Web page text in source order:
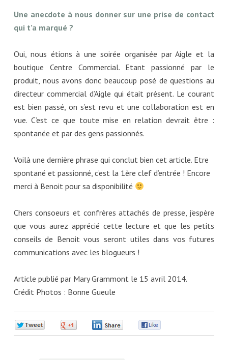
Une anecdote à nous donner sur une prise de contact
qui t’a marqué ?
Oui, nous étions à une soirée organisée par Aigle et la
boutique Centre Commercial. Etant passionné par le
produit, nous avons donc beaucoup posé de questions au
directeur commercial d’Aigle qui était présent. Le courant
est bien passé, on s’est revu et une collaboration est en
vue. C’est ce que toute mise en relation devrait être :
spontanée et par des gens passionnés.
Voilà une dernière phrase qui conclut bien cet article. Etre
spontané et passionné, c’est la 1ère clef d’entrée ! Encore
merci à Benoit pour sa disponibilité
Chers consoeurs et confrères attachés de presse, j’espère
que vous aurez apprécié cette lecture et que les petits
conseils de Benoit vous seront utiles dans vos futures
communications avec les blogueurs !
Article publié par Mary Grammont le 15 avril 2014.
Crédit Photos : Bonne Gueule